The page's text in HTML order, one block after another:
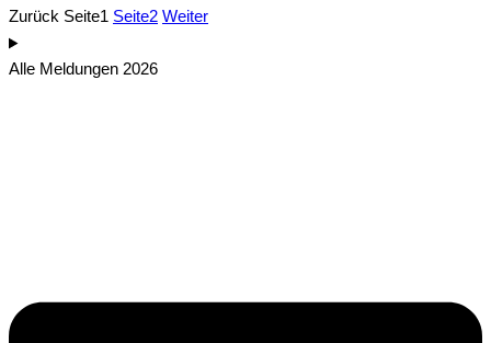
Zurück Seite1 Seite2 Weiter
Alle Meldungen 2026